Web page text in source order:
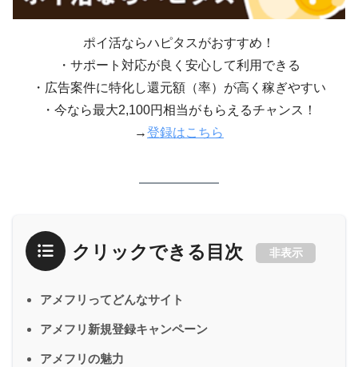
ポイ活ならハピタスがおすすめ！
・サポート対応が良く安心して利用できる
・広告案件に特化し還元額（率）が高く稼ぎやすい
・今なら最大2,100円相当がもらえるチャンス！
→登録はこちら
クリックできる目次 非表示
アメフリってどんなサイト
アメフリ新規登録キャンペーン
アメフリの魅力